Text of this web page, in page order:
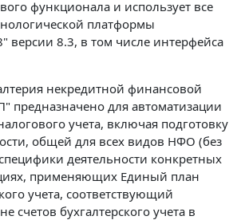
функционала и использует все
платформы
версии 8.3, в том числе интерфейса
некредитной финансовой
предназначено для автоматизации
учета, включая подготовку
общей для всех видов НФО (без
деятельности конкретных
применяющих Единый план
учета, соответствующий
счетов бухгалтерского учета в